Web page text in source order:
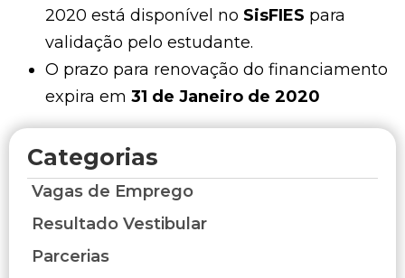
2020 está disponível no SisFIES para
validação pelo estudante.
O prazo para renovação do financiamento
expira em 31 de Janeiro de 2020
Categorias
Vagas de Emprego
Resultado Vestibular
Parcerias